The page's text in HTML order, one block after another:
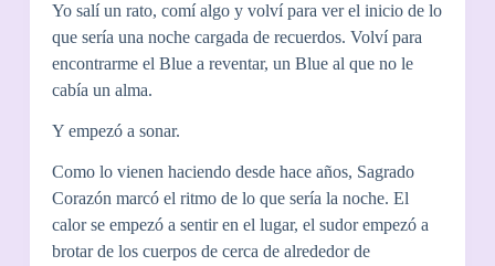
Yo salí un rato, comí algo y volví para ver el inicio de lo
que sería una noche cargada de recuerdos. Volví para
encontrarme el Blue a reventar, un Blue al que no le
cabía un alma.
Y empezó a sonar.
Como lo vienen haciendo desde hace años, Sagrado
Corazón marcó el ritmo de lo que sería la noche. El
calor se empezó a sentir en el lugar, el sudor empezó a
brotar de los cuerpos de cerca de alrededor de